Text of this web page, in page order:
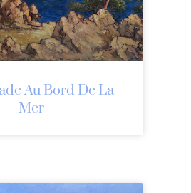
Au Bord De La
Mer